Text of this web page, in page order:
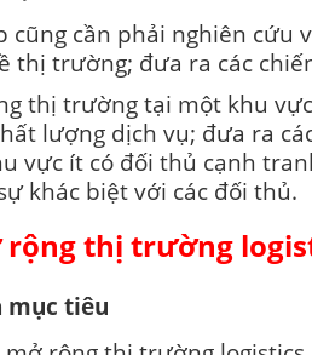
cũng cần phải nghiên cứu
thị trường; đưa ra các
thị trường tại một khu
lượng dịch vụ; đưa ra
vực ít có đối thủ cạnh
khác biệt với các đối thủ.
rộng thị trường
mục tiêu